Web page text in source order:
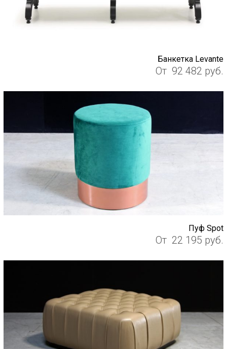
Банкетка Levante
От 92 482 руб.
Пуф Spot
От 22 195 руб.